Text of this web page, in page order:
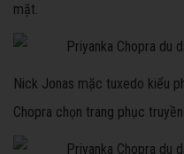
mặt.
Nick Jonas mặc tuxedo kiểu
Chopra chọn trang phục